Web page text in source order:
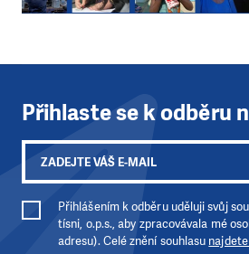
Přihlaste se k odběru
Přihlášením k odběru uděluji svůj
tísni, o.p.s., aby zpracovávala mé
adresu). Celé znění souhlasu